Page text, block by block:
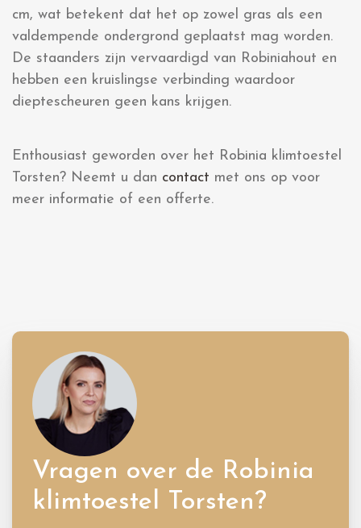
cm, wat betekent dat het op zowel gras als een
valdempende ondergrond geplaatst mag worden.
De staanders zijn vervaardigd van Robiniahout en
hebben een kruislingse verbinding waardoor
dieptescheuren geen kans krijgen.
Enthousiast geworden over het Robinia klimtoestel
Torsten? Neemt u dan contact met ons op voor
meer informatie of een offerte.
Vragen over de Robinia
klimtoestel Torsten?